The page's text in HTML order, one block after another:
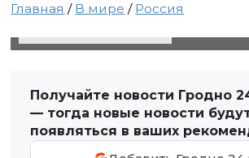
Главная / В мире / Россия
Получайте новости Гродно
— тогда новые новости
появляться в ваших